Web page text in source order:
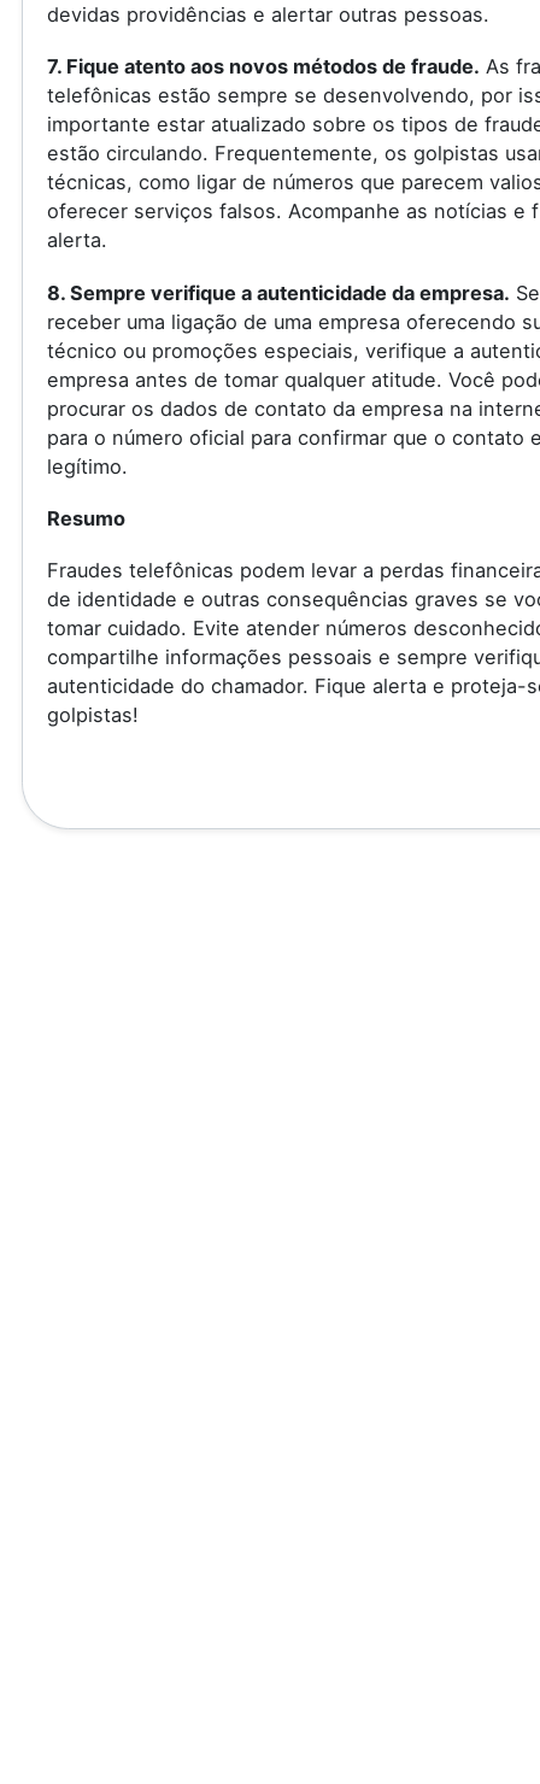
devidas providências e alertar outras pessoas.
7. Fique atento aos novos métodos de fraude. As
telefônicas estão sempre se desenvolvendo, por
importante estar atualizado sobre os tipos de
estão circulando. Frequentemente, os golpistas
técnicas, como ligar de números que parecem
oferecer serviços falsos. Acompanhe as notícias e
alerta.
8. Sempre verifique a autenticidade da empresa.
receber uma ligação de uma empresa oferecendo
técnico ou promoções especiais, verifique a
empresa antes de tomar qualquer atitude. Você
procurar os dados de contato da empresa na
para o número oficial para confirmar que o contato
legítimo.
Resumo
Fraudes telefônicas podem levar a perdas
de identidade e outras consequências graves se
tomar cuidado. Evite atender números
compartilhe informações pessoais e sempre
autenticidade do chamador. Fique alerta e proteja-
golpistas!